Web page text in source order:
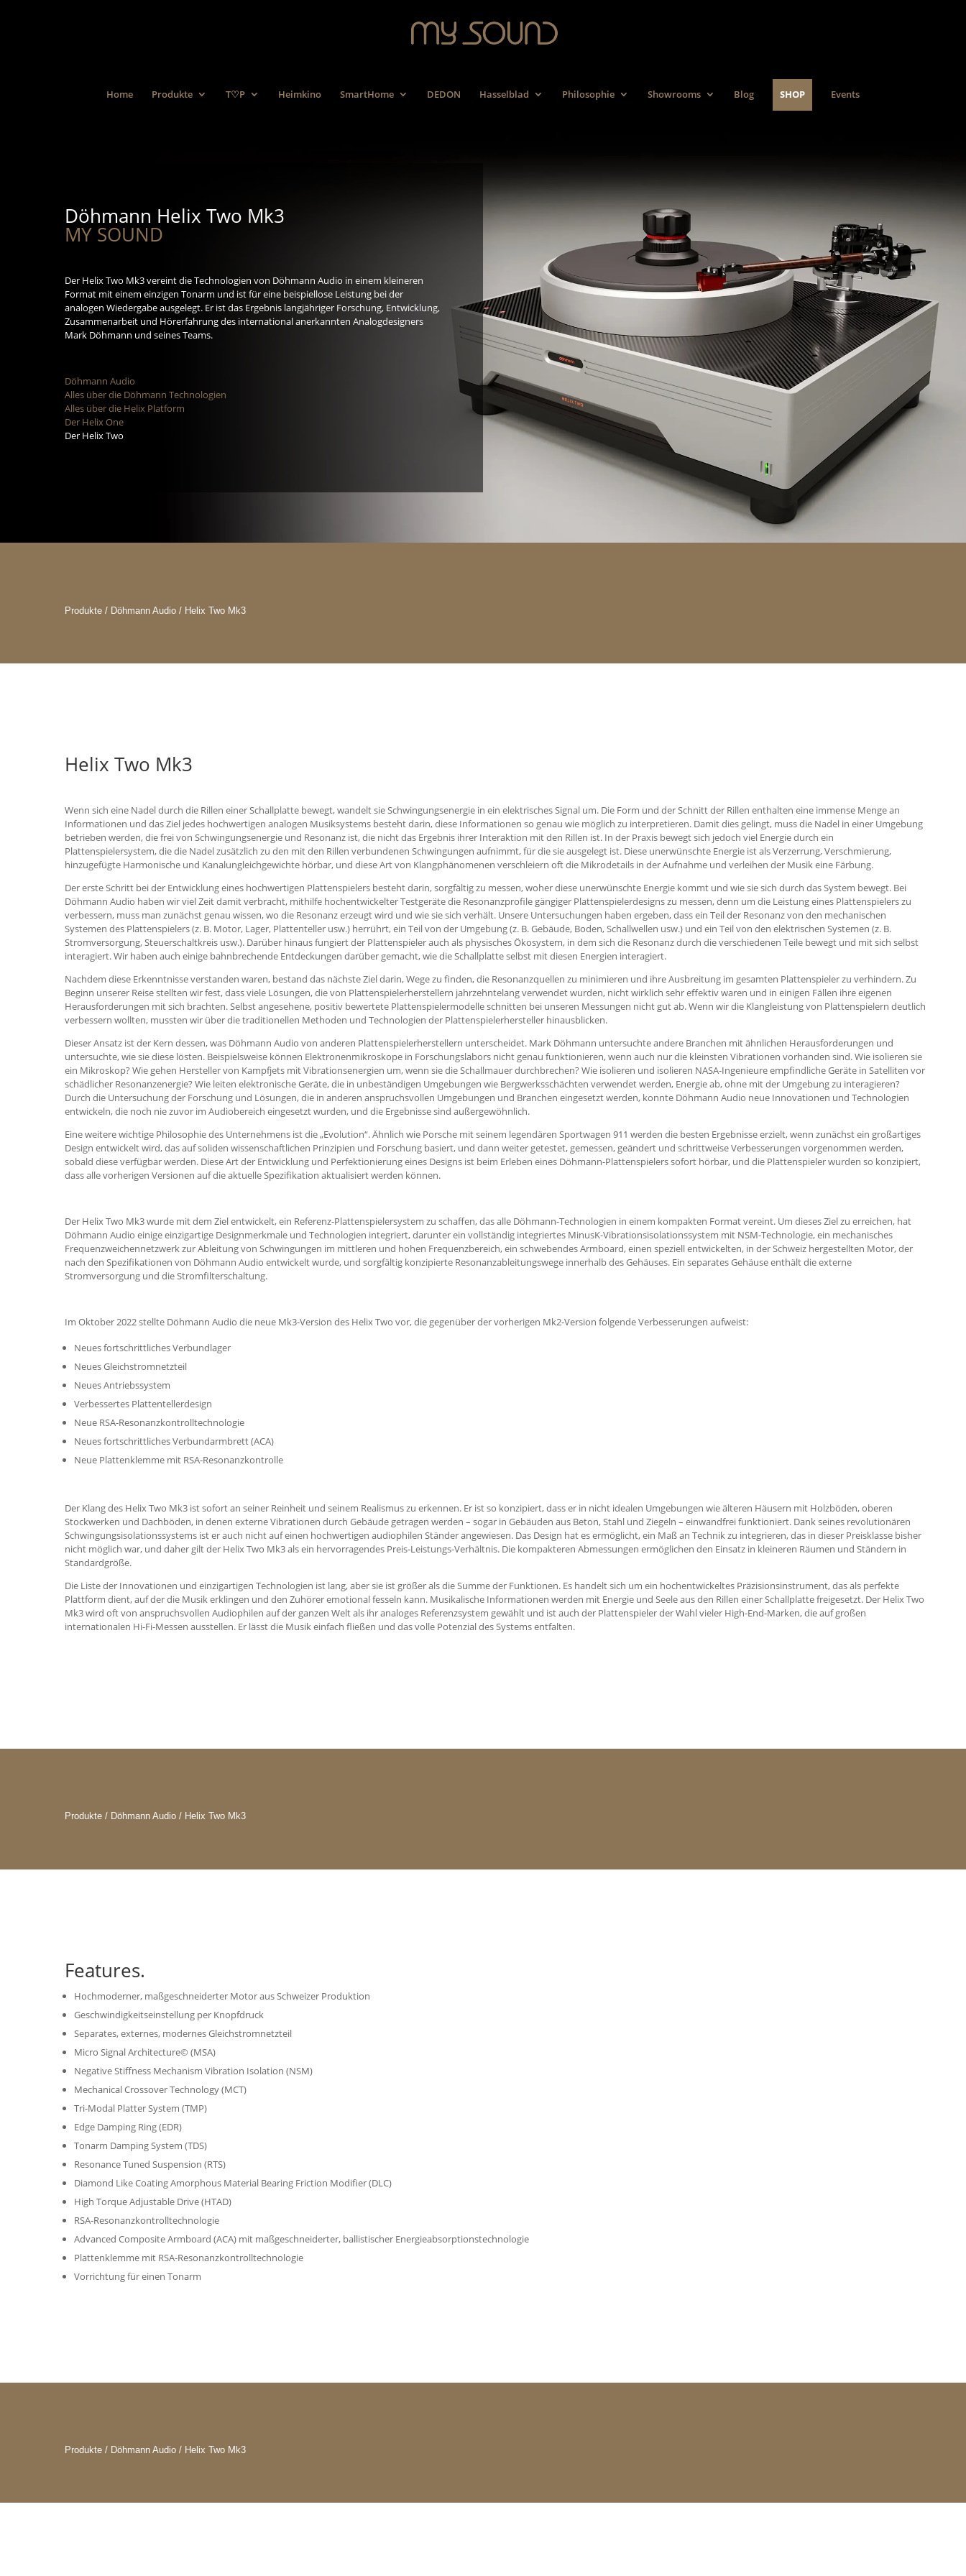
Home Produkte T♡P Heimkino SmartHome DEDON Hasselblad Philosophie Showrooms Blog SHOP Events
Döhmann Helix Two Mk3
MY SOUND
Der Helix Two Mk3 vereint die Technologien von Döhmann Audio in einem kleineren
Format mit einem einzigen Tonarm und ist für eine beispiellose Leistung bei der
analogen Wiedergabe ausgelegt. Er ist das Ergebnis langjähriger Forschung, Entwicklung,
Zusammenarbeit und Hörerfahrung des international anerkannten Analogdesigners
Mark Döhmann und seines Teams.
Döhmann Audio
Alles über die Döhmann Technologien
Alles über die Helix Platform
Der Helix One
Der Helix Two
Produkte / Döhmann Audio / Helix Two Mk3
Helix Two Mk3
Wenn sich eine Nadel durch die Rillen einer Schallplatte bewegt, wandelt sie Schwingungsenergie in ein elektrisches Signal um. Die Form und der Schnitt der Rillen enthalten eine immense Menge an
Informationen und das Ziel jedes hochwertigen analogen Musiksystems besteht darin, diese Informationen so genau wie möglich zu interpretieren. Damit dies gelingt, muss die Nadel in einer Umgebung
betrieben werden, die frei von Schwingungsenergie und Resonanz ist, die nicht das Ergebnis ihrer Interaktion mit den Rillen ist. In der Praxis bewegt sich jedoch viel Energie durch ein
Plattenspielersystem, die die Nadel zusätzlich zu den mit den Rillen verbundenen Schwingungen aufnimmt, für die sie ausgelegt ist. Diese unerwünschte Energie ist als Verzerrung, Verschmierung,
hinzugefügte Harmonische und Kanalungleichgewichte hörbar, und diese Art von Klangphänomenen verschleiern oft die Mikrodetails in der Aufnahme und verleihen der Musik eine Färbung.
Der erste Schritt bei der Entwicklung eines hochwertigen Plattenspielers besteht darin, sorgfältig zu messen, woher diese unerwünschte Energie kommt und wie sie sich durch das System bewegt. Bei
Döhmann Audio haben wir viel Zeit damit verbracht, mithilfe hochentwickelter Testgeräte die Resonanzprofile gängiger Plattenspielerdesigns zu messen, denn um die Leistung eines Plattenspielers zu
verbessern, muss man zunächst genau wissen, wo die Resonanz erzeugt wird und wie sie sich verhält. Unsere Untersuchungen haben ergeben, dass ein Teil der Resonanz von den mechanischen
Systemen des Plattenspielers (z. B. Motor, Lager, Plattenteller usw.) herrührt, ein Teil von der Umgebung (z. B. Gebäude, Boden, Schallwellen usw.) und ein Teil von den elektrischen Systemen (z. B.
Stromversorgung, Steuerschaltkreis usw.). Darüber hinaus fungiert der Plattenspieler auch als physisches Ökosystem, in dem sich die Resonanz durch die verschiedenen Teile bewegt und mit sich selbst
interagiert. Wir haben auch einige bahnbrechende Entdeckungen darüber gemacht, wie die Schallplatte selbst mit diesen Energien interagiert.
Nachdem diese Erkenntnisse verstanden waren, bestand das nächste Ziel darin, Wege zu finden, die Resonanzquellen zu minimieren und ihre Ausbreitung im gesamten Plattenspieler zu verhindern. Zu
Beginn unserer Reise stellten wir fest, dass viele Lösungen, die von Plattenspielerherstellern jahrzehntelang verwendet wurden, nicht wirklich sehr effektiv waren und in einigen Fällen ihre eigenen
Herausforderungen mit sich brachten. Selbst angesehene, positiv bewertete Plattenspielermodelle schnitten bei unseren Messungen nicht gut ab. Wenn wir die Klangleistung von Plattenspielern deutlich
verbessern wollten, mussten wir über die traditionellen Methoden und Technologien der Plattenspielerhersteller hinausblicken.
Dieser Ansatz ist der Kern dessen, was Döhmann Audio von anderen Plattenspielerherstellern unterscheidet. Mark Döhmann untersuchte andere Branchen mit ähnlichen Herausforderungen und
untersuchte, wie sie diese lösten. Beispielsweise können Elektronenmikroskope in Forschungslabors nicht genau funktionieren, wenn auch nur die kleinsten Vibrationen vorhanden sind. Wie isolieren sie
ein Mikroskop? Wie gehen Hersteller von Kampfjets mit Vibrationsenergien um, wenn sie die Schallmauer durchbrechen? Wie isolieren und isolieren NASA-Ingenieure empfindliche Geräte in Satelliten vor
schädlicher Resonanzenergie? Wie leiten elektronische Geräte, die in unbeständigen Umgebungen wie Bergwerksschächten verwendet werden, Energie ab, ohne mit der Umgebung zu interagieren?
Durch die Untersuchung der Forschung und Lösungen, die in anderen anspruchsvollen Umgebungen und Branchen eingesetzt werden, konnte Döhmann Audio neue Innovationen und Technologien
entwickeln, die noch nie zuvor im Audiobereich eingesetzt wurden, und die Ergebnisse sind außergewöhnlich.
Eine weitere wichtige Philosophie des Unternehmens ist die „Evolution“. Ähnlich wie Porsche mit seinem legendären Sportwagen 911 werden die besten Ergebnisse erzielt, wenn zunächst ein großartiges
Design entwickelt wird, das auf soliden wissenschaftlichen Prinzipien und Forschung basiert, und dann weiter getestet, gemessen, geändert und schrittweise Verbesserungen vorgenommen werden,
sobald diese verfügbar werden. Diese Art der Entwicklung und Perfektionierung eines Designs ist beim Erleben eines Döhmann-Plattenspielers sofort hörbar, und die Plattenspieler wurden so konzipiert,
dass alle vorherigen Versionen auf die aktuelle Spezifikation aktualisiert werden können.
Der Helix Two Mk3 wurde mit dem Ziel entwickelt, ein Referenz-Plattenspielersystem zu schaffen, das alle Döhmann-Technologien in einem kompakten Format vereint. Um dieses Ziel zu erreichen, hat
Döhmann Audio einige einzigartige Designmerkmale und Technologien integriert, darunter ein vollständig integriertes MinusK-Vibrationsisolationssystem mit NSM-Technologie, ein mechanisches
Frequenzweichennetzwerk zur Ableitung von Schwingungen im mittleren und hohen Frequenzbereich, ein schwebendes Armboard, einen speziell entwickelten, in der Schweiz hergestellten Motor, der
nach den Spezifikationen von Döhmann Audio entwickelt wurde, und sorgfältig konzipierte Resonanzableitungswege innerhalb des Gehäuses. Ein separates Gehäuse enthält die externe
Stromversorgung und die Stromfilterschaltung.
Im Oktober 2022 stellte Döhmann Audio die neue Mk3-Version des Helix Two vor, die gegenüber der vorherigen Mk2-Version folgende Verbesserungen aufweist:
Neues fortschrittliches Verbundlager
Neues Gleichstromnetzteil
Neues Antriebssystem
Verbessertes Plattentellerdesign
Neue RSA-Resonanzkontrolltechnologie
Neues fortschrittliches Verbundarmbrett (ACA)
Neue Plattenklemme mit RSA-Resonanzkontrolle
Der Klang des Helix Two Mk3 ist sofort an seiner Reinheit und seinem Realismus zu erkennen. Er ist so konzipiert, dass er in nicht idealen Umgebungen wie älteren Häusern mit Holzböden, oberen
Stockwerken und Dachböden, in denen externe Vibrationen durch Gebäude getragen werden – sogar in Gebäuden aus Beton, Stahl und Ziegeln – einwandfrei funktioniert. Dank seines revolutionären
Schwingungsisolationssystems ist er auch nicht auf einen hochwertigen audiophilen Ständer angewiesen. Das Design hat es ermöglicht, ein Maß an Technik zu integrieren, das in dieser Preisklasse bisher
nicht möglich war, und daher gilt der Helix Two Mk3 als ein hervorragendes Preis-Leistungs-Verhältnis. Die kompakteren Abmessungen ermöglichen den Einsatz in kleineren Räumen und Ständern in
Standardgröße.
Die Liste der Innovationen und einzigartigen Technologien ist lang, aber sie ist größer als die Summe der Funktionen. Es handelt sich um ein hochentwickeltes Präzisionsinstrument, das als perfekte
Plattform dient, auf der die Musik erklingen und den Zuhörer emotional fesseln kann. Musikalische Informationen werden mit Energie und Seele aus den Rillen einer Schallplatte freigesetzt. Der Helix Two
Mk3 wird oft von anspruchsvollen Audiophilen auf der ganzen Welt als ihr analoges Referenzsystem gewählt und ist auch der Plattenspieler der Wahl vieler High-End-Marken, die auf großen
internationalen Hi-Fi-Messen ausstellen. Er lässt die Musik einfach fließen und das volle Potenzial des Systems entfalten.
Produkte / Döhmann Audio / Helix Two Mk3
Features.
Hochmoderner, maßgeschneiderter Motor aus Schweizer Produktion
Geschwindigkeitseinstellung per Knopfdruck
Separates, externes, modernes Gleichstromnetzteil
Micro Signal Architecture© (MSA)
Negative Stiffness Mechanism Vibration Isolation (NSM)
Mechanical Crossover Technology (MCT)
Tri-Modal Platter System (TMP)
Edge Damping Ring (EDR)
Tonarm Damping System (TDS)
Resonance Tuned Suspension (RTS)
Diamond Like Coating Amorphous Material Bearing Friction Modifier (DLC)
High Torque Adjustable Drive (HTAD)
RSA-Resonanzkontrolltechnologie
Advanced Composite Armboard (ACA) mit maßgeschneiderter, ballistischer Energieabsorptionstechnologie
Plattenklemme mit RSA-Resonanzkontrolltechnologie
Vorrichtung für einen Tonarm
Produkte / Döhmann Audio / Helix Two Mk3